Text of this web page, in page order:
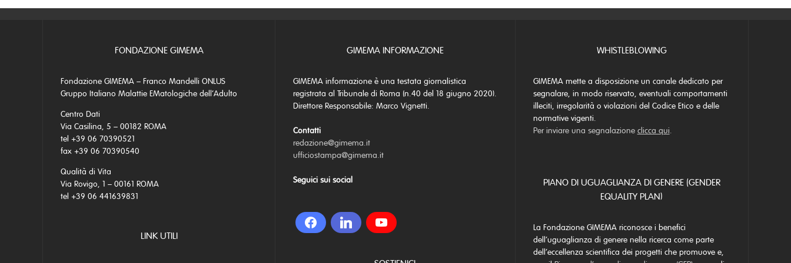
FONDAZIONE GIMEMA
Fondazione GIMEMA – Franco Mandelli ONLUS
Gruppo Italiano Malattie EMatologiche dell’Adulto
Centro Dati
Via Casilina, 5 – 00182 ROMA
tel +39 06 70390521
fax +39 06 70390540
Qualità di Vita
Via Rovigo, 1 – 00161 ROMA
tel +39 06 441639831
LINK UTILI
GIMEMA INFORMAZIONE
GIMEMA informazione è una testata giornalistica
registrata al Tribunale di Roma (n.40 del 18 giugno 2020).
Direttore Responsabile: Marco Vignetti.
Contatti
redazione@gimema.it
ufficiostampa@gimema.it
Seguici sui social
WHISTLEBLOWING
GIMEMA mette a disposizione un canale dedicato per
segnalare, in modo riservato, eventuali comportamenti
illeciti, irregolarità o violazioni del Codice Etico e delle
normative vigenti.
Per inviare una segnalazione clicca qui.
PIANO DI UGUAGLIANZA DI GENERE (GENDER
EQUALITY PLAN)
La Fondazione GIMEMA riconosce i benefici
dell’uguaglianza di genere nella ricerca come parte
dell’eccellenza scientifica dei progetti che promuove e,